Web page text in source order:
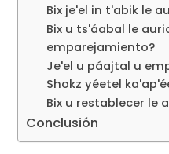
Bix je'el in t'abik le
Bix u ts'áabal le
emparejamiento?
Je'el u páajtal u
Shokz yéetel
Bix u restablecer le
Conclusión